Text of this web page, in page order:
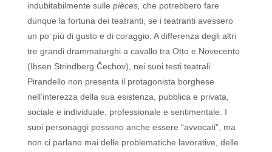
indubitabilmente sulle pièces, che potrebbero fare
dunque la fortuna dei teatranti, se i teatranti avessero
un po’ più di gusto e di coraggio. A differenza degli altri
tre grandi drammaturghi a cavallo tra Otto e Novecento
(Ibsen Strindberg Čechov), nei suoi testi teatrali
Pirandello non presenta il protagonista borghese
nell’interezza della sua esistenza, pubblica e privata,
sociale e individuale, professionale e sentimentale. I
suoi personaggi possono anche essere “avvocati”, ma
non ci parlano mai delle problematiche lavorative, delle